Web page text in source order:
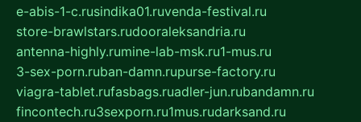
e-abis-1-c.rusindika01.ruvenda-festival.ru
store-brawlstars.rudooraleksandria.ru
antenna-highly.rumine-lab-msk.ru1-mus.ru
3-sex-porn.ruban-damn.rupurse-factory.ru
viagra-tablet.rufasbags.ruadler-jun.rubandamn.ru
fincontech.ru3sexporn.ru1mus.rudarksand.ru